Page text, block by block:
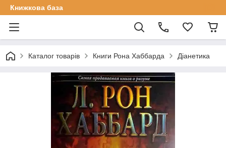
Книжкова база
Каталог товарів Книги Рона Хаббарда Діанетика